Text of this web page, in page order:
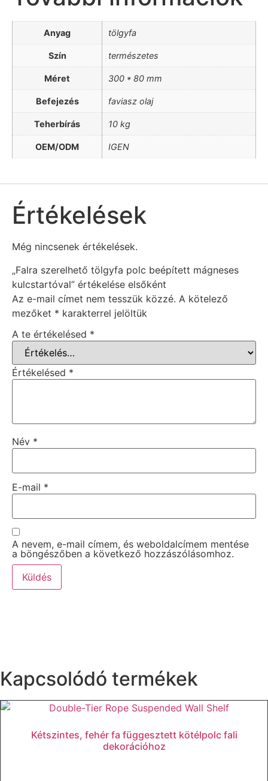
Anyag tölgyfa
Szín természetes
Méret 300 * 80 mm
Befejezés faviasz olaj
Teherbírás 10 kg
OEM/ODM IGEN
Értékelések
Még nincsenek értékelések.
„Falra szerelhető tölgyfa polc beépített mágneses
kulcstartóval” értékelése elsőként
Az e-mail címet nem tesszük közzé. A kötelező
mezőket * karakterrel jelöltük
A te értékelésed *
Értékelésed *
Név *
E-mail *
A nevem, e-mail címem, és weboldalcímem mentése
a böngészőben a következő hozzászólásomhoz.
Kapcsolódó termékek
Kétszintes, fehér fa függesztett kötélpolc fali
dekorációhoz